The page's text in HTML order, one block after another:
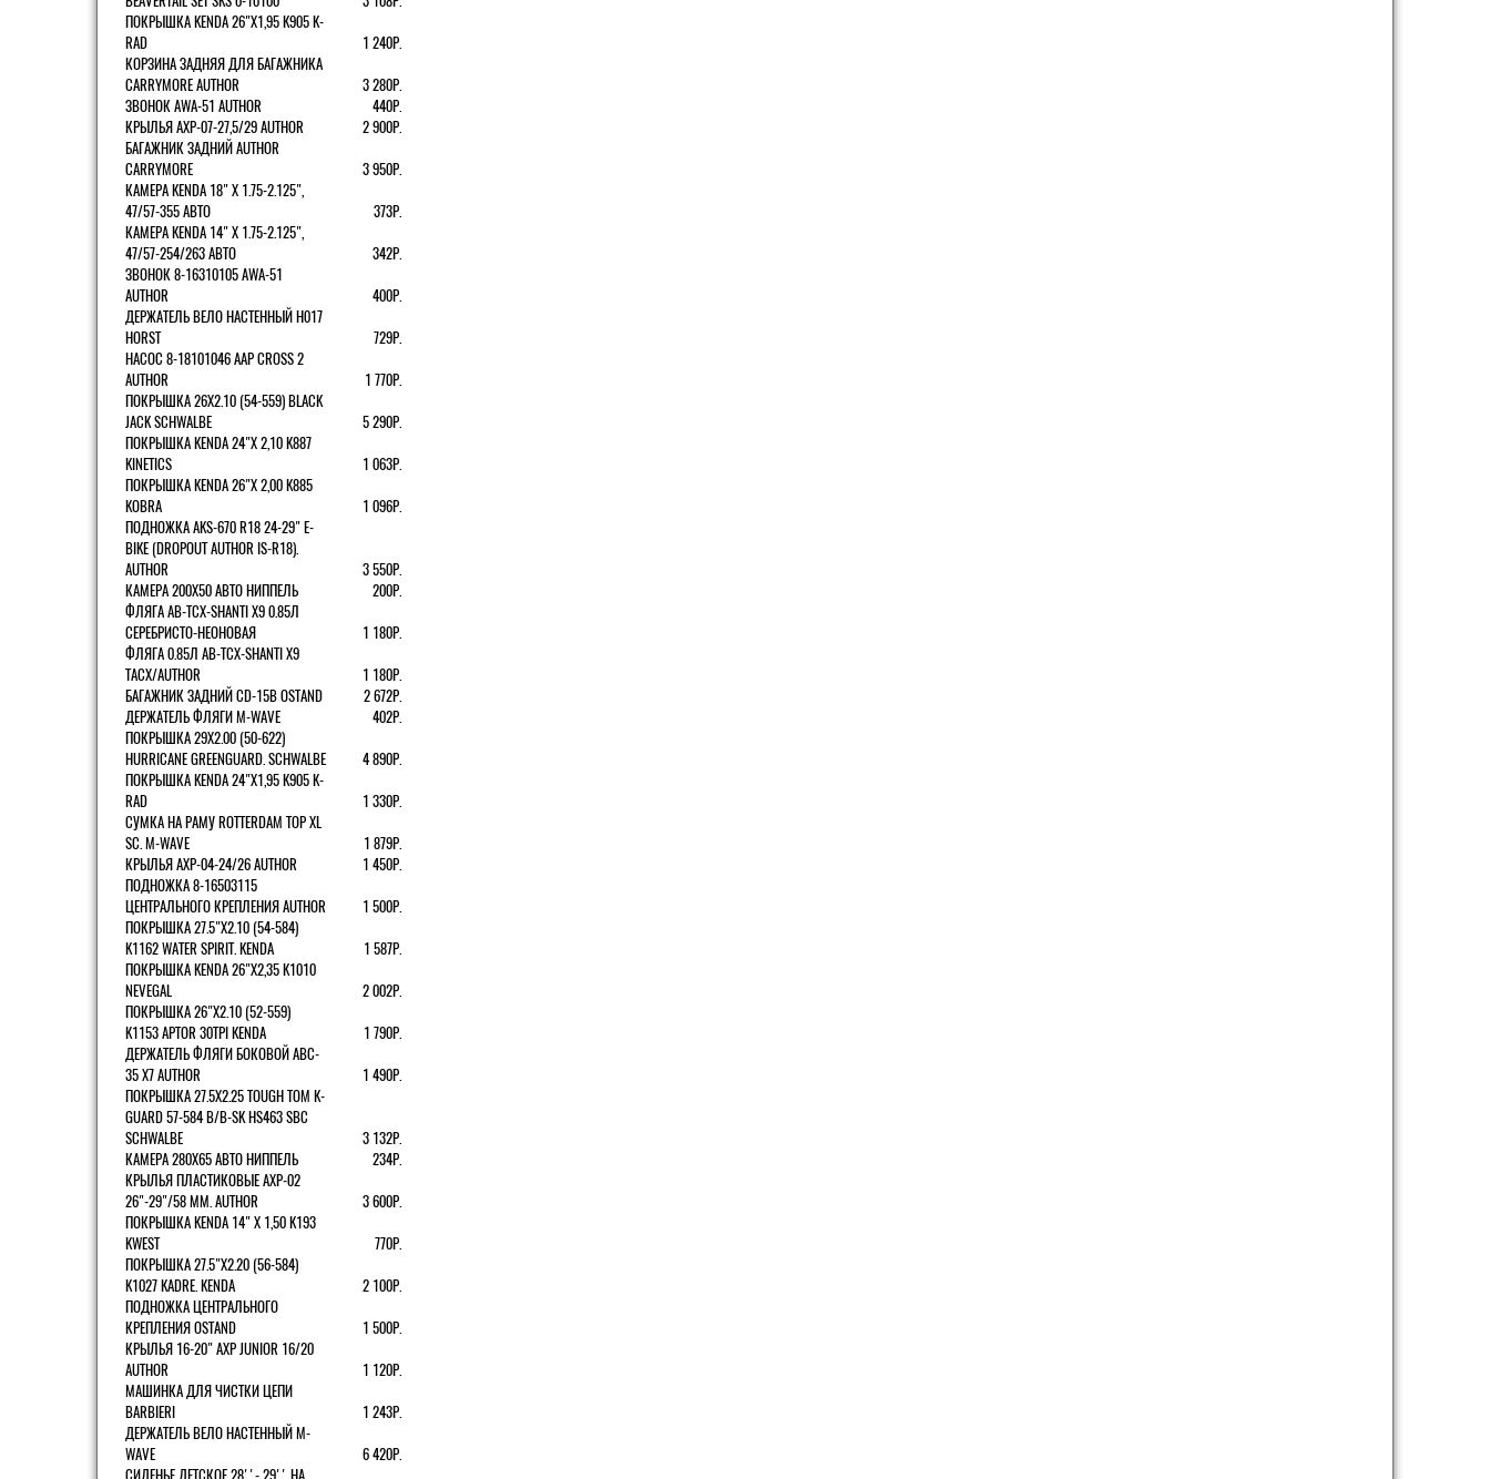
ПОКРЫШКА KENDA 26"Х1,95 K905 K-
RAD
1 240Р.
КОРЗИНА ЗАДНЯЯ ДЛЯ БАГАЖНИКА
CARRYMORE AUTHOR
3 280Р.
ЗВОНОК AWA-51 AUTHOR
440Р.
КРЫЛЬЯ AXP-07-27,5/29 AUTHOR
2 900Р.
БАГАЖНИК ЗАДНИЙ AUTHOR
CARRYMORE
3 950Р.
КАМЕРА KENDA 18" Х 1.75-2.125",
47/57-355 АВТО
373Р.
КАМЕРА KENDA 14" Х 1.75-2.125",
47/57-254/263 АВТО
342Р.
ЗВОНОК 8-16310105 AWA-51
AUTHOR
400Р.
ДЕРЖАТЕЛЬ ВЕЛО НАСТЕННЫЙ H017
HORST
729Р.
НАСОС 8-18101046 AAP CROSS 2
AUTHOR
1 770Р.
ПОКРЫШКА 26X2.10 (54-559) BLACK
JACK SCHWALBE
5 290Р.
ПОКРЫШКА KENDA 24"Х 2,10 K887
KINETICS
1 063Р.
ПОКРЫШКА KENDA 26"Х 2,00 K885
KOBRA
1 096Р.
ПОДНОЖКА AKS-670 R18 24-29" E-
BIKE (DROPOUT AUTHOR IS-R18).
AUTHOR
3 550Р.
КАМЕРА 200Х50 АВТО НИППЕЛЬ
200Р.
ФЛЯГА AB-TCX-SHANTI X9 0.85Л
СЕРЕБРИСТО-НЕОНОВАЯ
1 180Р.
ФЛЯГА 0.85Л AB-TCX-SHANTI X9
TACX/AUTHOR
1 180Р.
БАГАЖНИК ЗАДНИЙ CD-15B OSTAND
2 672Р.
ДЕРЖАТЕЛЬ ФЛЯГИ M-WAVE
402Р.
ПОКРЫШКА 29X2.00 (50-622)
HURRICANE GREENGUARD. SCHWALBE
4 890Р.
ПОКРЫШКА KENDA 24"Х1,95 K905 K-
RAD
1 330Р.
СУМКА НА РАМУ ROTTERDAM TOP XL
SC. M-WAVE
1 879Р.
КРЫЛЬЯ AXP-04-24/26 AUTHOR
1 450Р.
ПОДНОЖКА 8-16503115
ЦЕНТРАЛЬНОГО КРЕПЛЕНИЯ AUTHOR
1 500Р.
ПОКРЫШКА 27.5"Х2.10 (54-584)
K1162 WATER SPIRIT. KENDA
1 587Р.
ПОКРЫШКА KENDA 26"Х2,35 K1010
NEVEGAL
2 002Р.
ПОКРЫШКА 26"Х2.10 (52-559)
K1153 APTOR 30TPI KENDA
1 790Р.
ДЕРЖАТЕЛЬ ФЛЯГИ БОКОВОЙ ABC-
35 X7 AUTHOR
1 490Р.
ПОКРЫШКА 27.5X2.25 TOUGH TOM K-
GUARD 57-584 B/B-SK HS463 SBC
SCHWALBE
3 132Р.
КАМЕРА 280Х65 АВТО НИППЕЛЬ
234Р.
КРЫЛЬЯ ПЛАСТИКОВЫЕ AXP-02
26"-29"/58 ММ. AUTHOR
3 600Р.
ПОКРЫШКА KENDA 14" Х 1,50 K193
KWEST
770Р.
ПОКРЫШКА 27.5"Х2.20 (56-584)
K1027 KADRE. KENDA
2 100Р.
ПОДНОЖКА ЦЕНТРАЛЬНОГО
КРЕПЛЕНИЯ OSTAND
1 500Р.
КРЫЛЬЯ 16-20" AXP JUNIOR 16/20
AUTHOR
1 120Р.
МАШИНКА ДЛЯ ЧИСТКИ ЦЕПИ
BARBIERI
1 243Р.
ДЕРЖАТЕЛЬ ВЕЛО НАСТЕННЫЙ M-
WAVE
6 420Р.